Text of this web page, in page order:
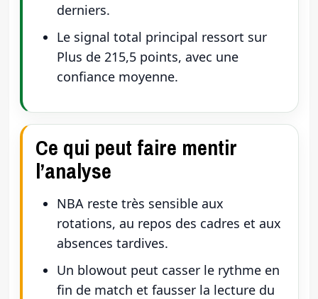
derniers.
Le signal total principal ressort sur
Plus de 215,5 points, avec une
confiance moyenne.
Ce qui peut faire mentir
l’analyse
NBA reste très sensible aux
rotations, au repos des cadres et aux
absences tardives.
Un blowout peut casser le rythme en
fin de match et fausser la lecture du